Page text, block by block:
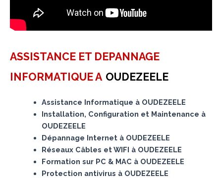
ASSISTANCE ET DEPANNAGE
INFORMATIQUE A OUDEZEELE
Assistance Informatique à OUDEZEELE
Installation, Configuration et Maintenance à
OUDEZEELE
Dépannage Internet à OUDEZEELE
Réseaux Câbles et WIFI à OUDEZEELE
Formation sur PC & MAC à OUDEZEELE
Protection antivirus à OUDEZEELE